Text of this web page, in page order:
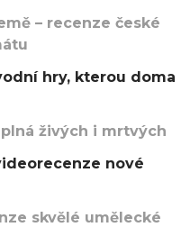
– recenze české
hry, kterou doma
živých i mrtvých
nové
skvělé umělecké